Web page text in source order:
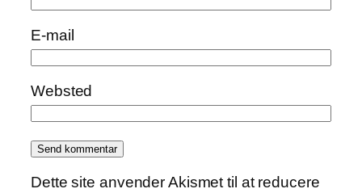
E-mail
Websted
Dette site anvender Akismet til at reducere